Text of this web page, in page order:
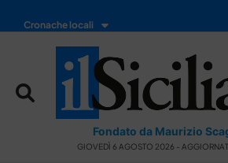
Cronache locali
Fondato da Maurizio
GIOVEDÌ 6 AGOSTO 2026 -